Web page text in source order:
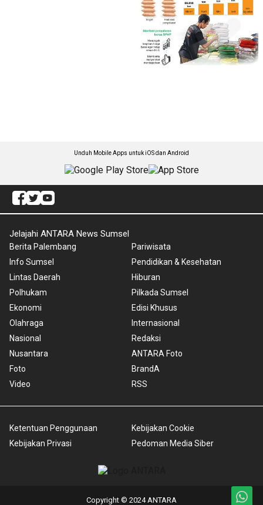
Unduh Mobile Apps untuk iOS dan Android
Jelajahi ANTARA News Sumsel
Berita Palembang
Info Sumsel
Lintas Daerah
Polhukam
Ekonomi
Olahraga
Nasional
Nusantara
Foto
Video
Pariwisata
Pendidikan & Kesehatan
Hiburan
Pilkada Sumsel
Edisi Khusus
Internasional
Redaksi
ANTARA Foto
BrandA
RSS
Ketentuan Penggunaan
Kebijakan Privasi
Kebijakan Cookie
Pedoman Media Siber
Copyright © 2024 ANTARA